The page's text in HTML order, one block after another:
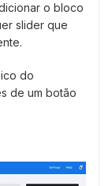
o bloco
slider que
do
de um botão